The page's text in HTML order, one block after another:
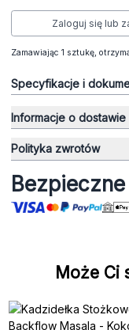
Zaloguj się lub
Zamawiając 1 sztukę,
Specyfikacje i
Informacje o dostawie
Polityka zwrotów
Bezpieczne
Może Ci